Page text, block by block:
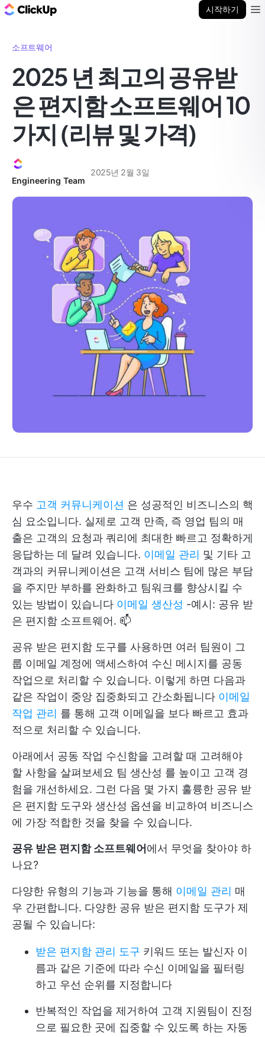
시작하기
소프트웨어
2025 년 최고의 공유받
은 편지함 소프트웨어 10
가지 (리뷰 및 가격)
Engineering Team
2025년 2월 3일
우수 고객 커뮤니케이션 은 성공적인 비즈니스의 핵
심 요소입니다. 실제로 고객 만족, 즉 영업 팀의 매
출은 고객의 요청과 쿼리에 최대한 빠르고 정확하게
응답하는 데 달려 있습니다. 이메일 관리 및 기타 고
객과의 커뮤니케이션은 고객 서비스 팀에 많은 부담
을 주지만 부하를 완화하고 팀워크를 향상시킬 수
있는 방법이 있습니다 이메일 생산성 -예시: 공유 받
은 편지함 소프트웨어. 📫
공유 받은 편지함 도구를 사용하면 여러 팀원이 그
룹 이메일 계정에 액세스하여 수신 메시지를 공동
작업으로 처리할 수 있습니다. 이렇게 하면 다음과
같은 작업이 중앙 집중화되고 간소화됩니다 이메일
작업 관리 를 통해 고객 이메일을 보다 빠르고 효과
적으로 처리할 수 있습니다.
아래에서 공동 작업 수신함을 고려할 때 고려해야
할 사항을 살펴보세요 팀 생산성 를 높이고 고객 경
험을 개선하세요. 그런 다음 몇 가지 훌륭한 공유 받
은 편지함 도구와 생산성 옵션을 비교하여 비즈니스
에 가장 적합한 것을 찾을 수 있습니다.
공유 받은 편지함 소프트웨어 에서 무엇을 찾아야 하
나요?
다양한 유형의 기능과 기능을 통해 이메일 관리 매
우 간편합니다. 다양한 공유 받은 편지함 도구가 제
공될 수 있습니다:
받은 편지함 관리 도구 키워드 또는 발신자 이
름과 같은 기준에 따라 수신 이메일을 필터링
하고 우선 순위를 지정합니다
반복적인 작업을 제거하여 고객 지원팀이 진정
으로 필요한 곳에 집중할 수 있도록 하는 자동